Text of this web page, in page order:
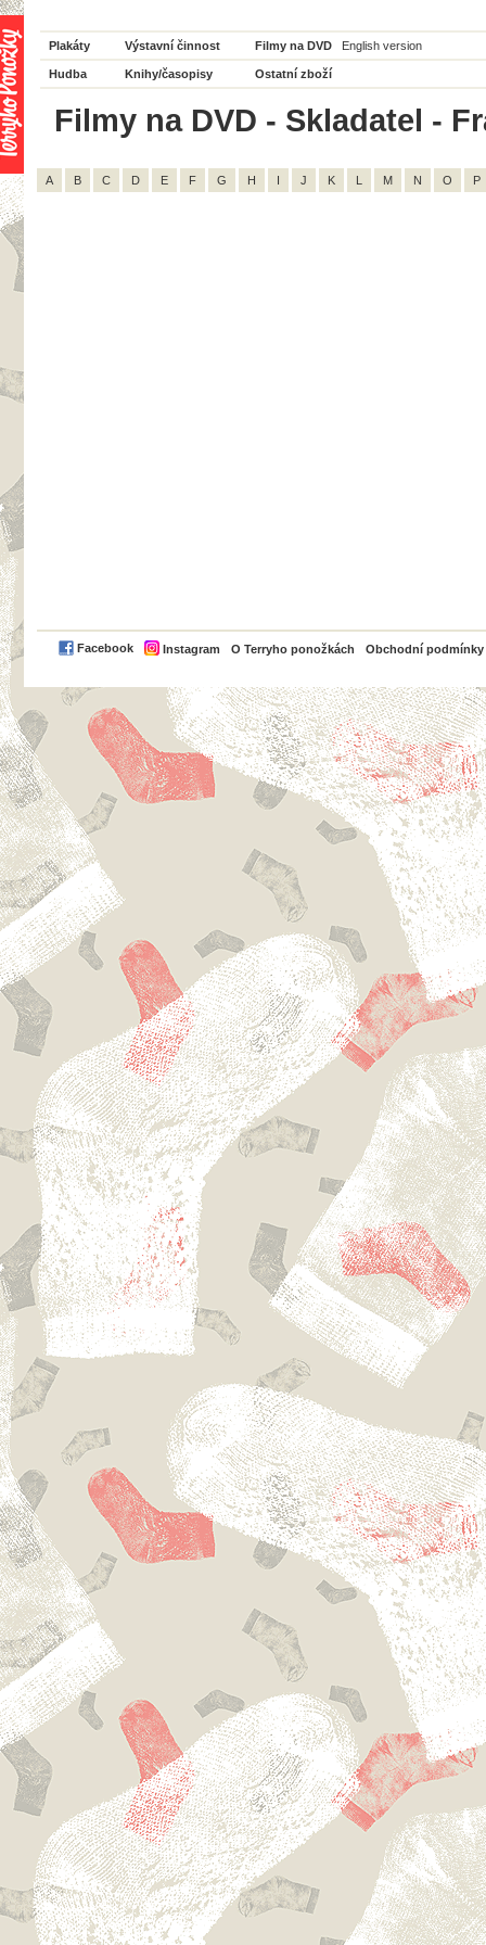
Plakáty Výstavní činnost Filmy na DVD English version
Hudba Knihy/časopisy Ostatní zboží
Filmy na DVD - Skladatel -
A B C D E F G H I J K L M N O P
Facebook Instagram O Terryho ponožkách Obchodní podmínky
PayPal